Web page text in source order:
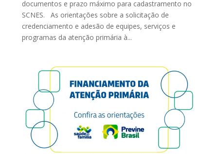
documentos e prazo máximo para cadastramento no
SCNES. As orientações sobre a solicitação de
credenciamento e adesão de equipes, serviços e
programas da atenção primária à...